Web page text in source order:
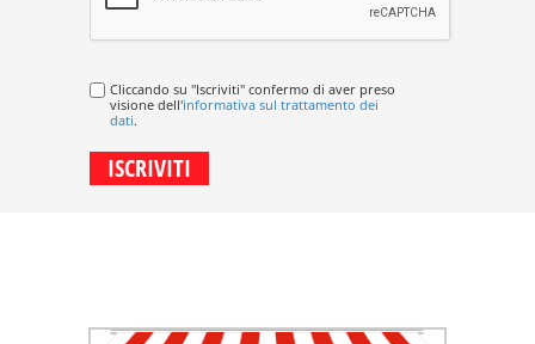
Cliccando su "Iscriviti" confermo di aver preso
visione dell'informativa sul trattamento dei
dati.